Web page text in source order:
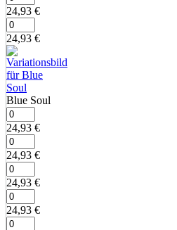
24,93 €
24,93 €
Blue Soul
24,93 €
24,93 €
24,93 €
24,93 €